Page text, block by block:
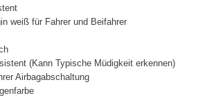
weiß für Fahrer und Beifahrer
(Kann Typische Müdigkeit erkennen)
Airbagabschaltung